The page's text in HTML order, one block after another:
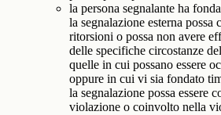
la persona segnalante ha
la segnalazione esterna
ritorsioni o possa non avere
delle specifiche circostanze
quelle in cui possano essere
oppure in cui vi sia fondato
la segnalazione possa essere
violazione o coinvolto nella